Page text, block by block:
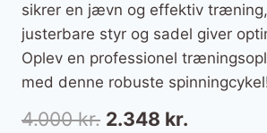
sikrer en jævn og effektiv
justerbare styr og sadel giver
Oplev en professionel
med denne robuste
4.000kr. Den
2.348 kr.